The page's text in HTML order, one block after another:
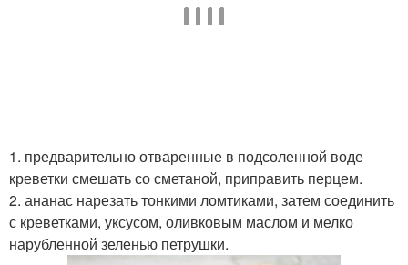
1. предварительно отваренные в подсоленной воде
креветки смешать со сметаной, приправить перцем.
2. ананас нарезать тонкими ломтиками, затем соединить
с креветками, уксусом, оливковым маслом и мелко
нарубленной зеленью петрушки.